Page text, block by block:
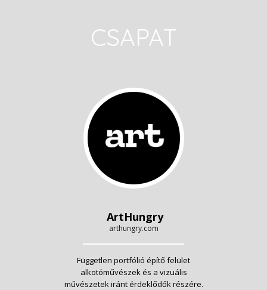
CSAPAT
ArtHungry
arthungry.com
Független portfólió építő felület
alkotóművészek és a vizuális
művészetek iránt érdeklődők részére.